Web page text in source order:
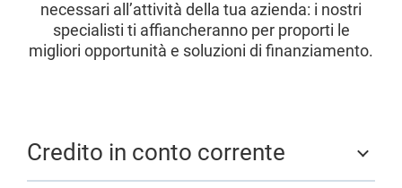
necessari all’attività della tua azienda: i nostri
specialisti ti affiancheranno per proporti le
migliori opportunità e soluzioni di finanziamento.
Credito in conto corrente